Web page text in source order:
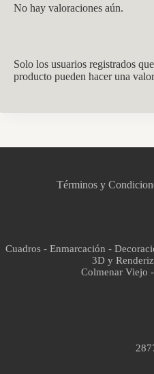
No hay valoraciones aún.
Solo los usuarios registrados
producto pueden hacer una
Términos y
Cuadros - Enmarcación -
3D y
Colmenar Viejo
Asistente virtual · En